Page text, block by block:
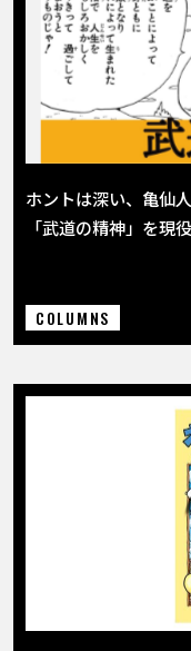
ホントは深い、亀仙
「武道の精神」を現
COLUMNS